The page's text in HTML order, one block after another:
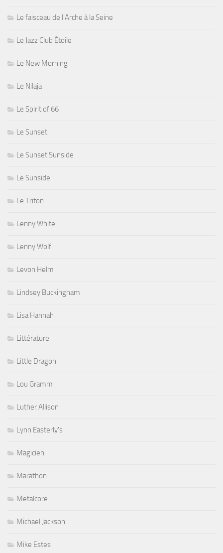
Le faisceau de l'Arche à la Seine
Le Jazz Club Étoile
Le New Morning
Le Nilaja
Le Spirit of 66
Le Sunset
Le Sunset Sunside
Le Sunside
Le Triton
Lenny White
Lenny Wolf
Levon Helm
Lindsey Buckingham
Lisa Hannah
Littérature
Little Dragon
Lou Gramm
Luther Allison
Lynn Easterly's
Magicien
Marathon
Metalcore
Michael Jackson
Mike Estes